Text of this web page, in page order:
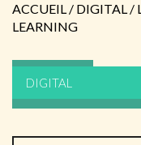
ACCUEIL / DIGITAL /
LEARNING
DIGITAL